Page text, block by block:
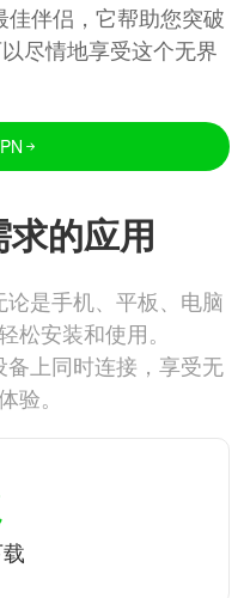
伴侣，它帮助您突破
尽情地享受这个无界
的应用
是手机、平板、电脑
松安装和使用。
上同时连接，享受无
验。